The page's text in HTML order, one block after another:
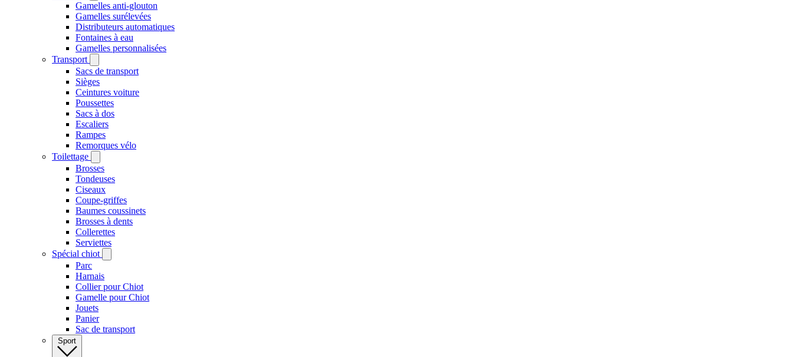
Gamelles anti-glouton
Gamelles surélevées
Distributeurs automatiques
Fontaines à eau
Gamelles personnalisées
Transport
Sacs de transport
Sièges
Ceintures voiture
Poussettes
Sacs à dos
Escaliers
Rampes
Remorques vélo
Toilettage
Brosses
Tondeuses
Ciseaux
Coupe-griffes
Baumes coussinets
Brosses à dents
Collerettes
Serviettes
Spécial chiot
Parc
Harnais
Collier pour Chiot
Gamelle pour Chiot
Jouets
Panier
Sac de transport
Sport